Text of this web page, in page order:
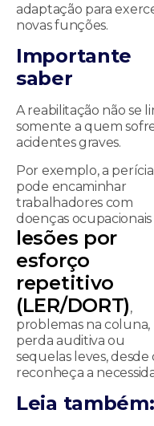
adaptação para
novas funções.
Importante
saber
A reabilitação não se
somente a quem
acidentes graves.
Por exemplo, a perícia
pode encaminhar
trabalhadores com
doenças ocupacionais
lesões por
esforço
repetitivo
(LER/DORT),
problemas na coluna,
perda auditiva ou
sequelas leves, desde
reconheça a
Leia também: